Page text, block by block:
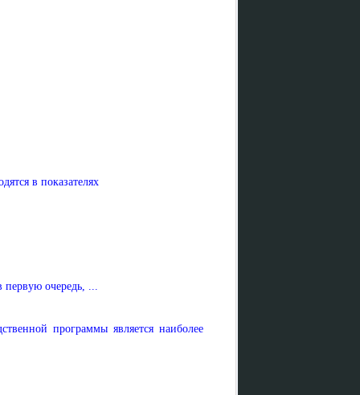
в показателях
первую очередь, ...
программы является наиболее